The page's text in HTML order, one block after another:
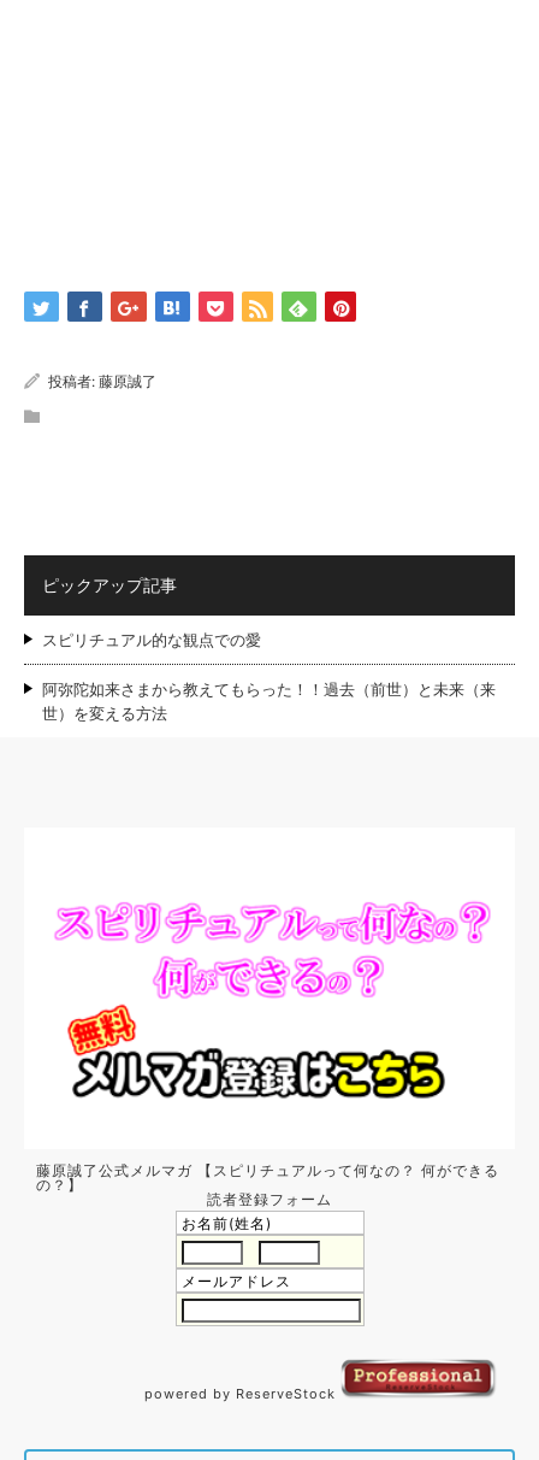
投稿者: 藤原誠了
ピックアップ記事
スピリチュアル的な観点での愛
阿弥陀如来さまから教えてもらった！！過去（前世）と未来（来
世）を変える方法
藤原誠了公式メルマガ 【スピリチュアルって何なの？ 何ができる
の？】
読者登録フォーム
お名前(姓名)
メールアドレス
powered by ReserveStock